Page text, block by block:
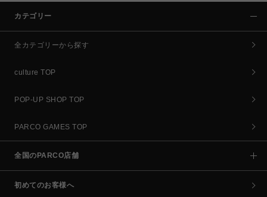
カテゴリー
全カテゴリーから探す
culture TOP
POP-UP SHOP TOP
PARCO GAMES TOP
全国のPARCO店舗
初めてのお客様へ